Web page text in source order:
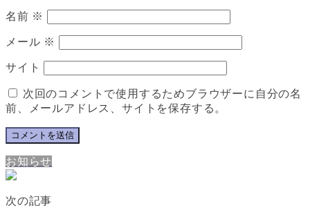
名前 ※
メール ※
サイト
次回のコメントで使用するためブラウザーに自分の名
前、メールアドレス、サイトを保存する。
お知らせ
次の記事